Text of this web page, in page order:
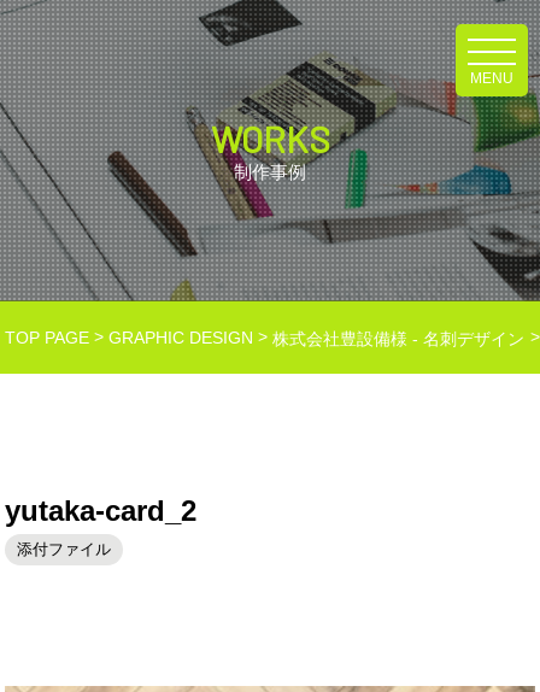
MENU
WORKS
制作事例
TOP PAGE >GRAPHIC DESIGN >株式会社豊設備様 - 名刺デザイン
yutaka-card_2
添付ファイル